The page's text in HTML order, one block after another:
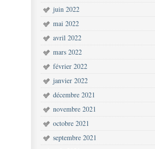
juin 2022
mai 2022
avril 2022
mars 2022
février 2022
janvier 2022
décembre 2021
novembre 2021
octobre 2021
septembre 2021